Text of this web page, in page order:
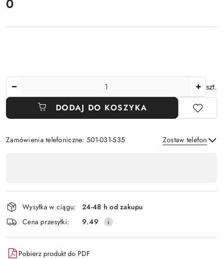
0
szt.
DODAJ DO KOSZYKA
Zamówienia telefoniczne: 501-031-535 Zostaw telefon
płatność
i
dostawa
Wysyłka w ciągu:
24-48 h od zakupu
Cena przesyłki:
9.49
Pobierz produkt do PDF